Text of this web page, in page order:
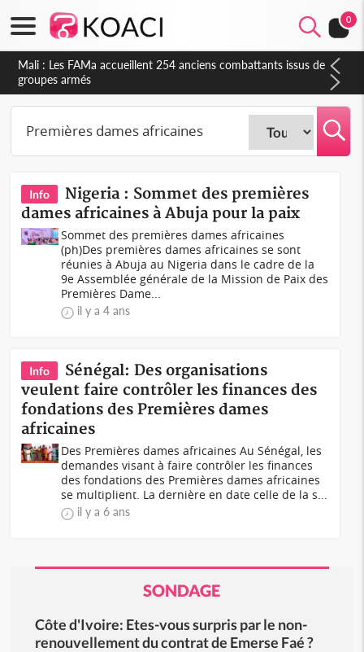
0
Mali : Les FAMa accueillent 254 anciens combattants issus de
groupes armés
Info
Nigeria : Sommet des premières
dames africaines à Abuja pour la paix
Sommet des premières dames africaines
(ph)Des premières dames africaines se sont
réunies à Abuja au Nigeria dans le cadre de la
9e Assemblée générale de la Mission de Paix des
Premières Dame...
il y a 4 ans
Info
Sénégal: Des organisations
veulent faire contrôler les finances des
fondations des Premières dames
africaines
Des Premières dames africaines Au Sénégal, les
demandes visant à faire contrôler les finances
des fondations des Premières dames africaines
se multiplient. La dernière en date celle de la s...
il y a 6 ans
SONDAGE
Côte d'Ivoire: Etes-vous surpris par le non-
renouvellement du contrat de Emerse Faé ?